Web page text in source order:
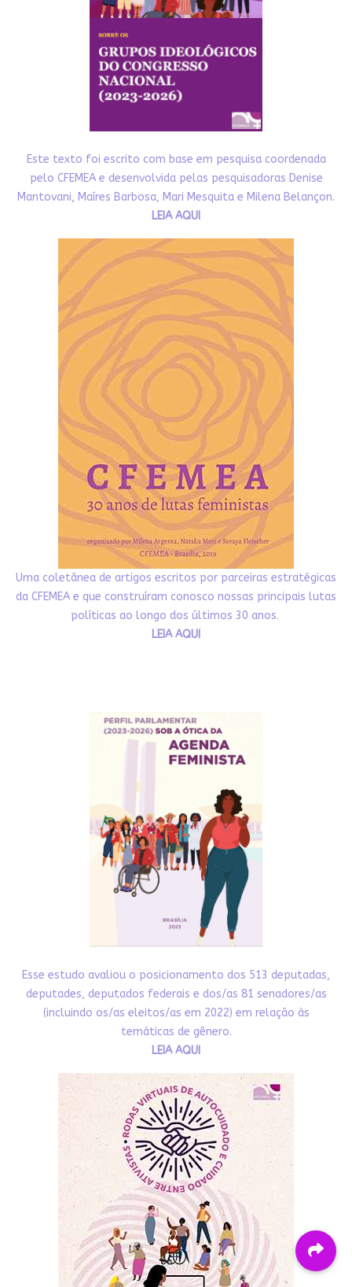
Este texto foi escrito com base em pesquisa coordenada
pelo CFEMEA e desenvolvida pelas pesquisadoras Denise
Mantovani, Maíres Barbosa, Mari Mesquita e Milena Belançon.
LEIA AQUI
Uma coletânea de artigos escritos por parceiras estratégicas
da CFEMEA e que construíram conosco nossas principais lutas
políticas ao longo dos últimos 30 anos.
LEIA AQUI
Esse estudo avaliou o posicionamento dos 513 deputadas,
deputades, deputados federais e dos/as 81 senadores/as
(incluindo os/as eleitos/as em 2022) em relação às
temáticas de gênero.
LEIA AQUI